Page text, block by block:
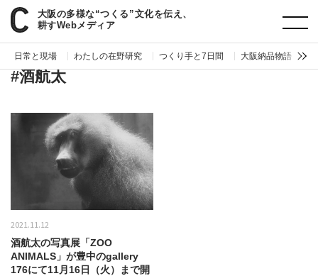
大阪の多様な“つくる”文化を伝え、
耕すWebメディア
日常と現場 わたしの在野研究 つくり手と7日間 大阪納品物語
paperC タグ 酒航太
#酒航太
2021.11.12
酒航太の写真展「ZOO
ANIMALS」が豊中のgallery
176にて11月16日（火）まで開